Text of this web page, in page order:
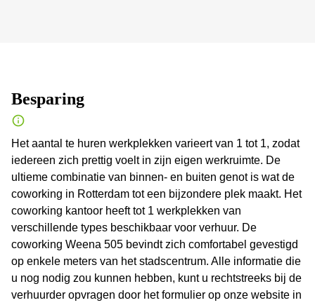
Besparing
Het aantal te huren werkplekken varieert van 1 tot 1, zodat
iedereen zich prettig voelt in zijn eigen werkruimte. De
ultieme combinatie van binnen- en buiten genot is wat de
coworking in Rotterdam tot een bijzondere plek maakt. Het
coworking kantoor heeft tot 1 werkplekken van
verschillende types beschikbaar voor verhuur. De
coworking Weena 505 bevindt zich comfortabel gevestigd
op enkele meters van het stadscentrum. Alle informatie die
u nog nodig zou kunnen hebben, kunt u rechtstreeks bij de
verhuurder opvragen door het formulier op onze website in